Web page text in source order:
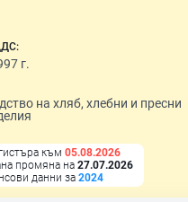
г.
на хляб, хлебни и пресни
към 05.08.2026
промяна на 27.07.2026
данни за 2024